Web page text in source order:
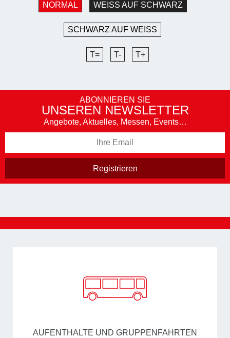
NORMAL WEISS AUF SCHWARZ
SCHWARZ AUF WEISS
T= T- T+
ABONNIEREN SIE
UNSEREN NEWSLETTER
Angebote, Aktuelles, Messen, Events…
AUFENTHALTE UND GRUPPENFAHRTEN